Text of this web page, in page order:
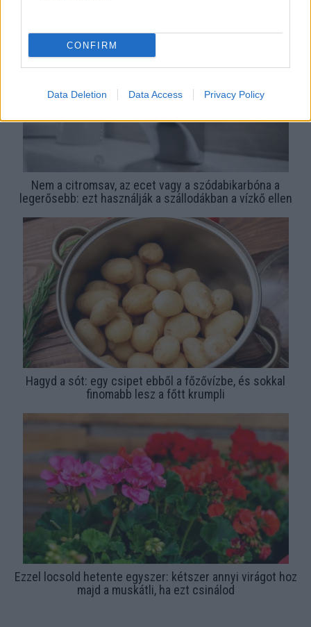
CONFIRM
Data Deletion Data Access Privacy Policy
Nem a citromsav, az ecet vagy a szódabikarbóna a
legerősebb: ezt használják a szállodákban a vízkő ellen
Hagyd a sót: egy csipet ebből a főzővízbe, és sokkal
finomabb lesz a főtt krumpli
Ezzel locsold hetente egyszer: kétszer annyi virágot hoz
majd a muskátli, ha ezt csinálod